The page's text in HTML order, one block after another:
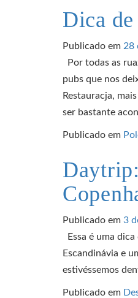
Dica
Publicado em 28
Por todas as
pubs que nos
Restauracja,
ser bastante
Publicado em
Publicado em 3
Essa é uma
Escandinávia e
estivéssemos
Publicado em